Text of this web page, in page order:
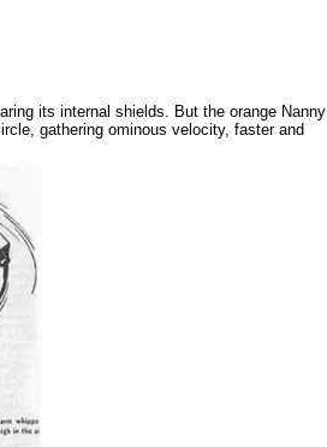
its internal shields. But the orange Nanny
gathering ominous velocity, faster and